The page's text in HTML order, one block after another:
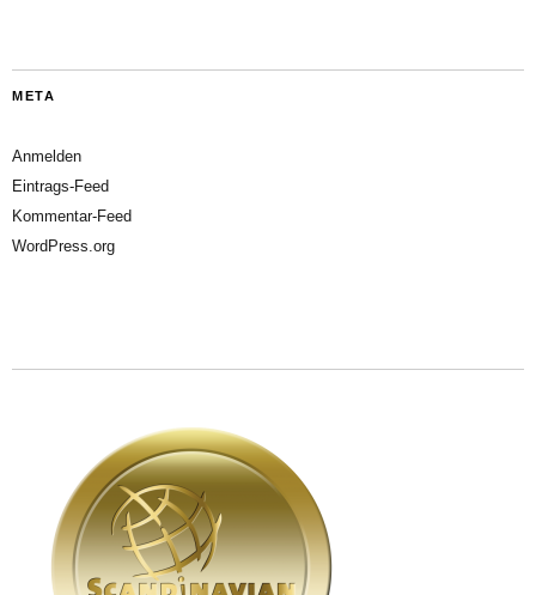
META
Anmelden
Eintrags-Feed
Kommentar-Feed
WordPress.org